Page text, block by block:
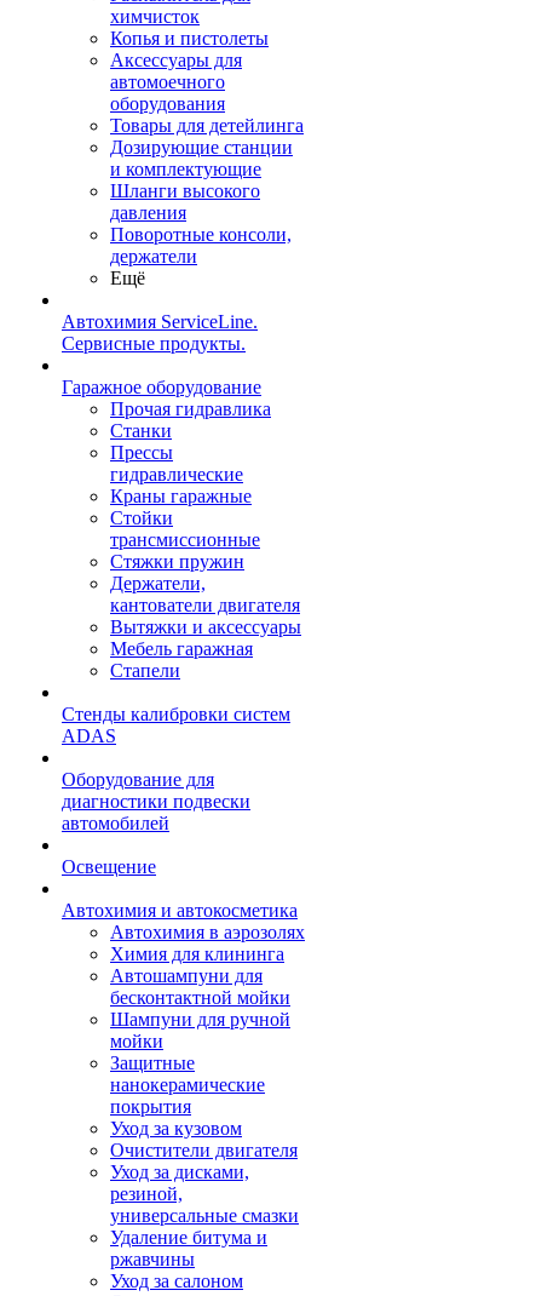
химчисток
Копья и пистолеты
Аксессуары для
автомоечного
оборудования
Товары для детейлинга
Дозирующие станции
и комплектующие
Шланги высокого
давления
Поворотные консоли,
держатели
Ещё
Автохимия ServiceLine.
Сервисные продукты.
Гаражное оборудование
Прочая гидравлика
Станки
Прессы
гидравлические
Краны гаражные
Стойки
трансмиссионные
Стяжки пружин
Держатели,
кантователи двигателя
Вытяжки и аксессуары
Мебель гаражная
Стапели
Стенды калибровки систем
ADAS
Оборудование для
диагностики подвески
автомобилей
Освещение
Автохимия и автокосметика
Автохимия в аэрозолях
Химия для клининга
Автошампуни для
бесконтактной мойки
Шампуни для ручной
мойки
Защитные
нанокерамические
покрытия
Уход за кузовом
Очистители двигателя
Уход за дисками,
резиной,
универсальные смазки
Удаление битума и
ржавчины
Уход за салоном